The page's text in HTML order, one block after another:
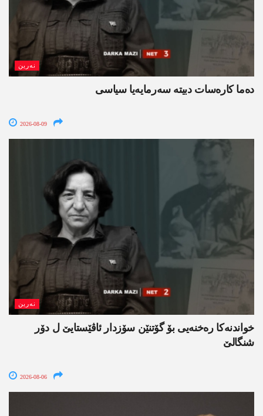
نەرین
ده‌ما کاره‌سات دبیتە سه‌رمایه‌یا سیاسی
2026-08-09
نەرین
خواندنه‌كا رەخنەیی بۆ گۆتنێن سۆزدار ئاڤێستایێ ل دۆر
شنگالێ
2026-08-06